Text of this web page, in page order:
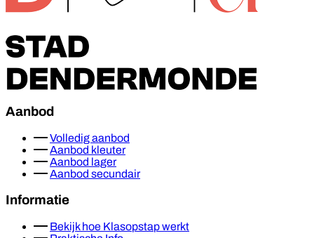
Aanbod
Volledig aanbod
Aanbod kleuter
Aanbod lager
Aanbod secundair
Informatie
Bekijk hoe Klasopstap werkt